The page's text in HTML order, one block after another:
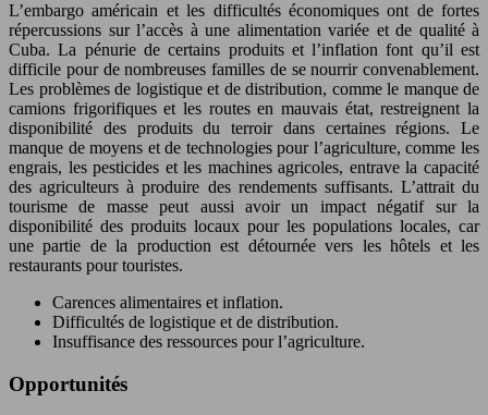
L’embargo américain et les difficultés économiques ont de fortes
répercussions sur l’accès à une alimentation variée et de qualité à
Cuba. La pénurie de certains produits et l’inflation font qu’il est
difficile pour de nombreuses familles de se nourrir convenablement.
Les problèmes de logistique et de distribution, comme le manque de
camions frigorifiques et les routes en mauvais état, restreignent la
disponibilité des produits du terroir dans certaines régions. Le
manque de moyens et de technologies pour l’agriculture, comme les
engrais, les pesticides et les machines agricoles, entrave la capacité
des agriculteurs à produire des rendements suffisants. L’attrait du
tourisme de masse peut aussi avoir un impact négatif sur la
disponibilité des produits locaux pour les populations locales, car
une partie de la production est détournée vers les hôtels et les
restaurants pour touristes.
Carences alimentaires et inflation.
Difficultés de logistique et de distribution.
Insuffisance des ressources pour l’agriculture.
Opportunités